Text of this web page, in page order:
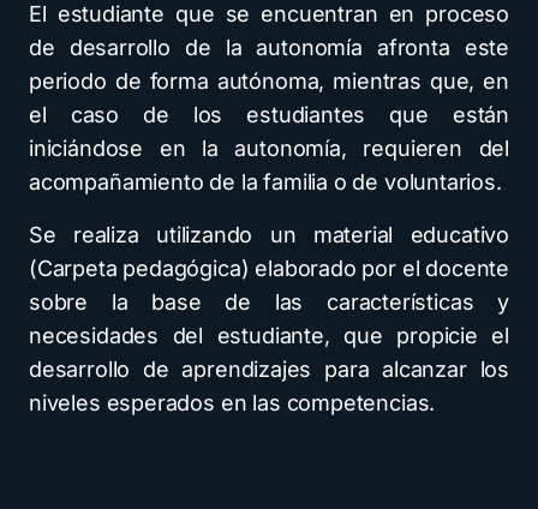
El estudiante que se encuentran en proceso
de desarrollo de la autonomía afronta este
periodo de forma autónoma, mientras que, en
el caso de los estudiantes que están
iniciándose en la autonomía, requieren del
acompañamiento de la familia o de voluntarios.
Se realiza utilizando un material educativo
(Carpeta pedagógica) elaborado por el docente
sobre la base de las características y
necesidades del estudiante, que propicie el
desarrollo de aprendizajes para alcanzar los
niveles esperados en las competencias.